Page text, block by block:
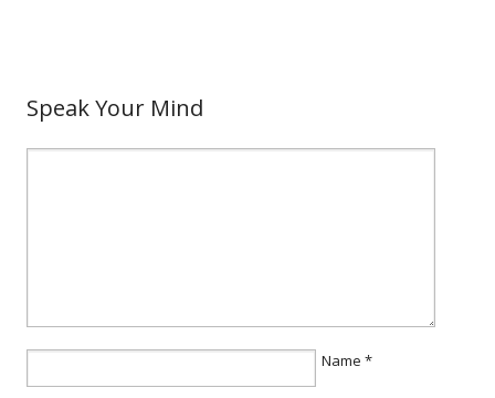
Speak Your Mind
Name *